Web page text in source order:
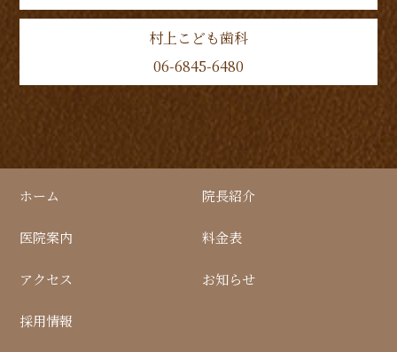
村上こども歯科
06-6845-6480
ホーム 院長紹介
医院案内 料金表
アクセス お知らせ
採用情報